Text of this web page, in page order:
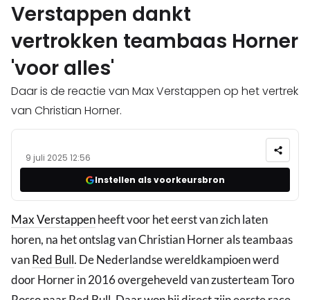
Verstappen dankt
vertrokken teambaas Horner
'voor alles'
Daar is de reactie van Max Verstappen op het vertrek
van Christian Horner.
9 juli 2025 12:56
Instellen als voorkeursbron
Max Verstappenheeft voor het eerst van zich laten
horen, na het ontslag van Christian Horner als teambaas
vanRed Bull. De Nederlandse wereldkampioen werd
door Horner in 2016 overgeheveld van zusterteam Toro